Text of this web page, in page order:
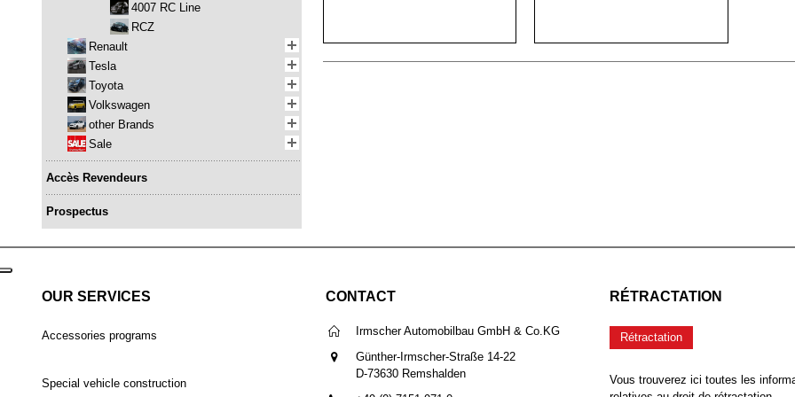
4007 RC Line
RCZ
Renault
Tesla
Toyota
Volkswagen
other Brands
Sale
Accès Revendeurs
Prospectus
OUR SERVICES
Accessories programs
Special vehicle construction
CONTACT
Irmscher Automobilbau GmbH & Co.KG
Günther-Irmscher-Straße 14-22
D-73630 Remshalden
RÉTRACTATION
Rétractation
Vous trouverez ici toutes les